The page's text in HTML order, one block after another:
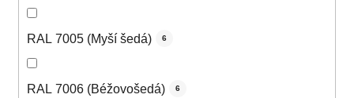
RAL 7005 (Myší šedá) 6
RAL 7006 (Béžovošedá) 6